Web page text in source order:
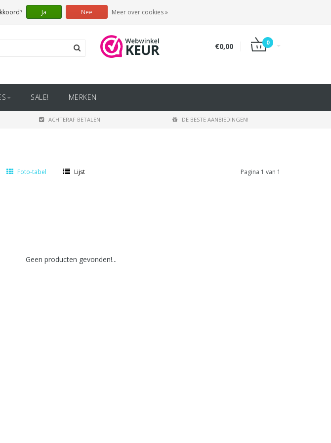
€0,00 0
SALE! MERKEN
ACHTERAF BETALEN DE BESTE AANBIEDINGEN!
Foto-tabel Lijst Pagina 1 van 1
Geen producten gevonden!...
Ja Nee Meer over cookies »